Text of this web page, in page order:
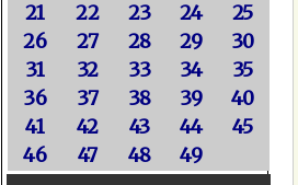
21
22 23 24
25
26
27 28 29
30
31
32 33 34
35
36
37 38 39
40
41
42 43 44
45
46
47 48 49